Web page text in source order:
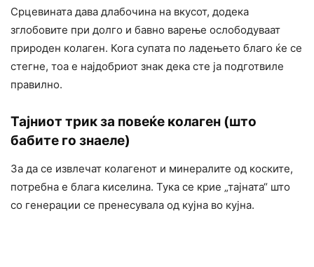
Срцевината дава длабочина на вкусот, додека
зглобовите при долго и бавно варење ослободуваат
природен колаген. Кога супата по ладењето благо ќе се
стегне, тоа е најдобриот знак дека сте ја подготвиле
правилно.
Тајниот трик за повеќе колаген (што
бабите го знаеле)
За да се извлечат колагенот и минералите од коските,
потребна е блага киселина. Тука се крие „тајната“ што
со генерации се пренесувала од кујна во кујна.